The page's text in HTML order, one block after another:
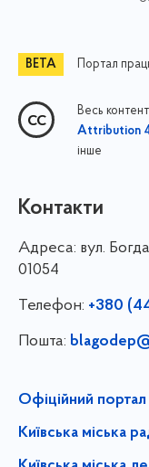
Портал
Весь
Attribution
інше
Контакти
Адреса: вул.
01054
Телефон: +380
Пошта:
Офіційний
Київська міська